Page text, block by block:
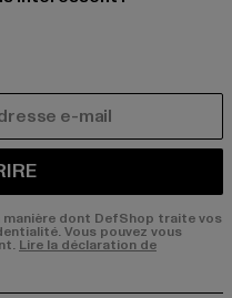
dont DefShop traite vos
Vous pouvez vous
Lire la déclaration de